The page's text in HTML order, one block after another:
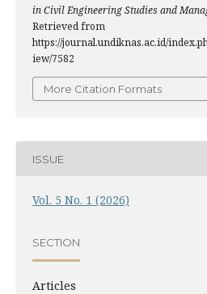
in Civil Engineering Studies and
Retrieved from
https://journal.undiknas.ac.id/
iew/7582
More Citation Formats
ISSUE
Vol. 5 No. 1 (2026)
SECTION
Articles